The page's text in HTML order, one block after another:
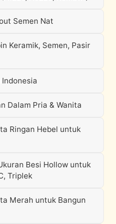
Semen Nat
Keramik, Semen, Pasir
Dalam Pria & Wanita
Ringan Hebel untuk
Besi Hollow untuk
Triplek
Merah untuk Bangun